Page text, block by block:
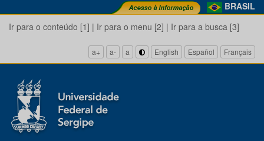
BRASIL
Ir para o conteúdo [1] | Ir para o menu [2] | Ir para a busca [3]
a+ a- a English Español Français